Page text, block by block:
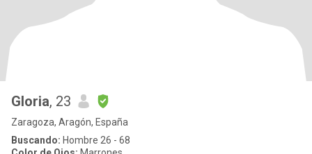
Gloria, 23
Zaragoza, Aragón, España
Buscando: Hombre 26 - 68